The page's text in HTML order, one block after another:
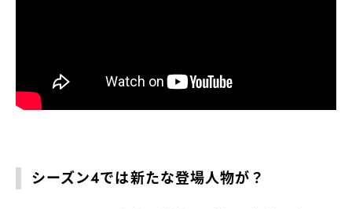
シーズン4では新たな登場人物が？